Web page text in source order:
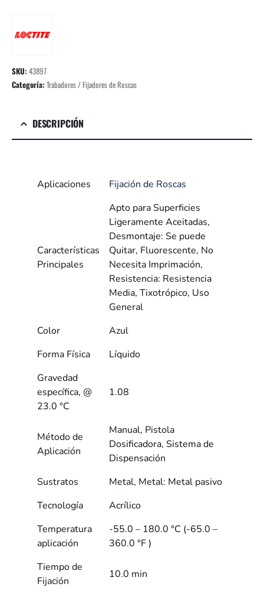
SKU:43897
Categoría:Trabadores / Fijadores de Roscas
DESCRIPCIÓN
Aplicaciones Fijación de Roscas
Características
Principales
Apto para Superficies
Ligeramente Aceitadas,
Desmontaje: Se puede
Quitar, Fluorescente, No
Necesita Imprimación,
Resistencia: Resistencia
Media, Tixotrópico, Uso
General
Color
Azul
Forma Física
Líquido
Gravedad
específica, @
23.0 °C
1.08
Método de
Aplicación
Manual, Pistola
Dosificadora, Sistema de
Dispensación
Sustratos
Metal, Metal: Metal pasivo
Tecnología
Acrílico
Temperatura
aplicación
-55.0 – 180.0 °C (-65.0 –
360.0 °F )
Tiempo de
Fijación
10.0 min